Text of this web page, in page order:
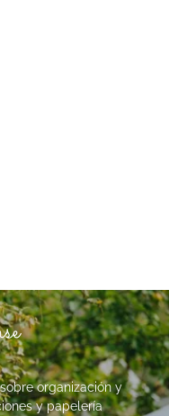
organización y
y papelería